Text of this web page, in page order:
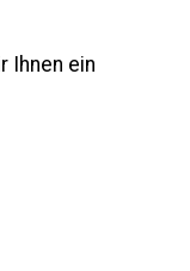
Ihnen ein